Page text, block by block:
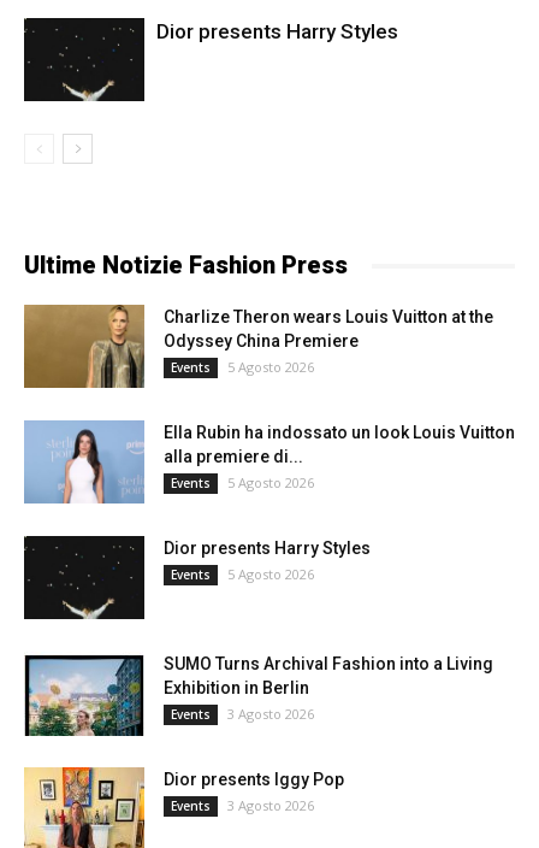
Dior presents Harry Styles
Ultime Notizie Fashion Press
Charlize Theron wears Louis Vuitton at the
Odyssey China Premiere
Events 5 Agosto 2026
Ella Rubin ha indossato un look Louis Vuitton
alla premiere di...
Events 5 Agosto 2026
Dior presents Harry Styles
Events 5 Agosto 2026
SUMO Turns Archival Fashion into a Living
Exhibition in Berlin
Events 3 Agosto 2026
Dior presents Iggy Pop
Events 3 Agosto 2026